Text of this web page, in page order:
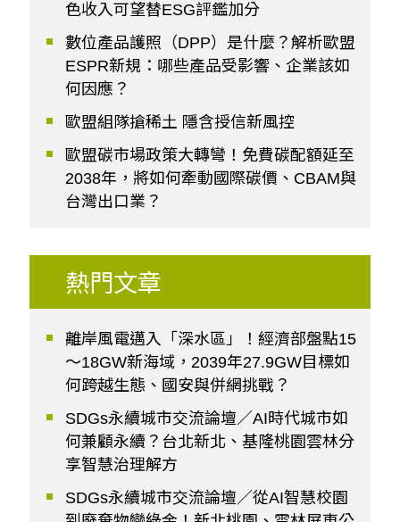
色收入可望替ESG評鑑加分
數位產品護照（DPP）是什麼？解析歐盟
ESPR新規：哪些產品受影響、企業該如
何因應？
歐盟組隊搶稀土 隱含授信新風控
歐盟碳市場政策大轉彎！免費碳配額延至
2038年，將如何牽動國際碳價、CBAM與
台灣出口業？
熱門文章
離岸風電邁入「深水區」！經濟部盤點15
～18GW新海域，2039年27.9GW目標如
何跨越生態、國安與併網挑戰？
SDGs永續城市交流論壇／AI時代城市如
何兼顧永續？台北新北、基隆桃園雲林分
享智慧治理解方
SDGs永續城市交流論壇／從AI智慧校園